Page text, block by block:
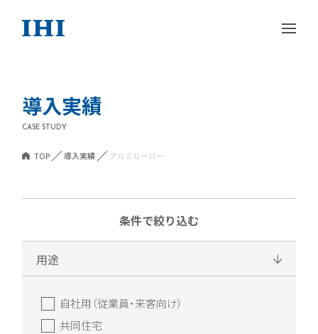
導入実績
CASE STUDY
TOP 導入実績 アルミルーバー
条件で絞り込む
用途
自社用（従業員・来客向け）
共同住宅